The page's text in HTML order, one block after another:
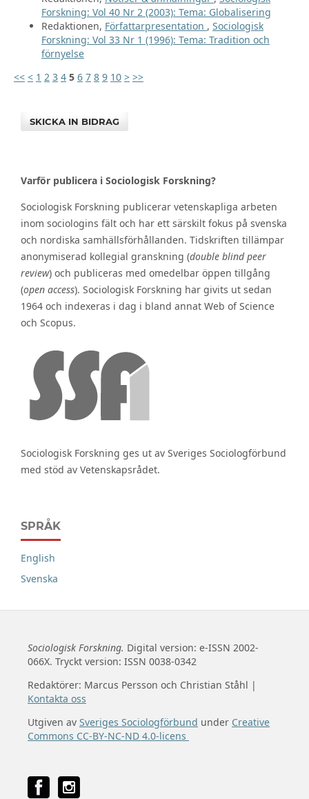
Forskning: Vol 40 Nr 2 (2003): Tema: Globalisering
Redaktionen, Författarpresentation , Sociologisk
Forskning: Vol 33 Nr 1 (1996): Tema: Tradition och
förnyelse
<< < 1 2 3 4 5 6 7 8 9 10 > >>
SKICKA IN BIDRAG
Varför publicera i Sociologisk Forskning?
Sociologisk Forskning publicerar vetenskapliga arbeten
inom sociologins fält och har ett särskilt fokus på svenska
och nordiska samhällsförhållanden. Tidskriften tillämpar
anonymiserad kollegial granskning (double blind peer
review) och publiceras med omedelbar öppen tillgång
(open access). Sociologisk Forskning har givits ut sedan
1964 och indexeras i dag i bland annat Web of Science
och Scopus.
Sociologisk Forskning ges ut av Sveriges Sociologförbund
med stöd av Vetenskapsrådet.
SPRÅK
English
Svenska
Sociologisk Forskning. Digital version: e-ISSN 2002-
066X. Tryckt version: ISSN 0038-0342
Redaktörer: Marcus Persson och Christian Ståhl |
Kontakta oss
Utgiven av Sveriges Sociologförbund under Creative
Commons CC-BY-NC-ND 4.0-licens